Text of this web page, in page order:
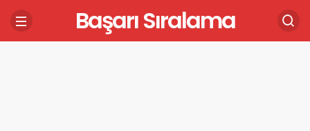
Başarı Sıralama